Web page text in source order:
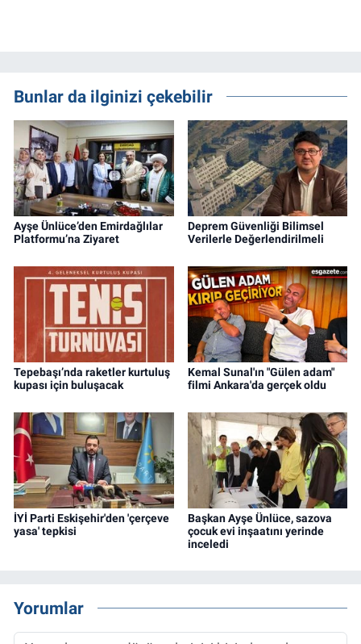
Bunlar da ilginizi çekebilir
Ayşe Ünlüce’den Emirdağlılar
Platformu’na Ziyaret
Deprem Güvenliği Bilimsel
Verilerle Değerlendirilmeli
Tepebaşı’nda raketler kurtuluş
kupası için buluşacak
Kemal Sunal'ın "Gülen adam"
filmi Ankara'da gerçek oldu
İYİ Parti Eskişehir'den 'çerçeve
yasa' tepkisi
Başkan Ayşe Ünlüce, sazova
çocuk evi inşaatını yerinde
inceledi
Yorumlar